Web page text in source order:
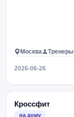
Москва Тренеры
2026-06-26
Кроссфит
на дому